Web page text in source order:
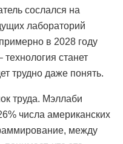
сослался на
лабораторий
в 2028 году
технология станет
трудно даже понять.
труда. Мэллаби
числа американских
между